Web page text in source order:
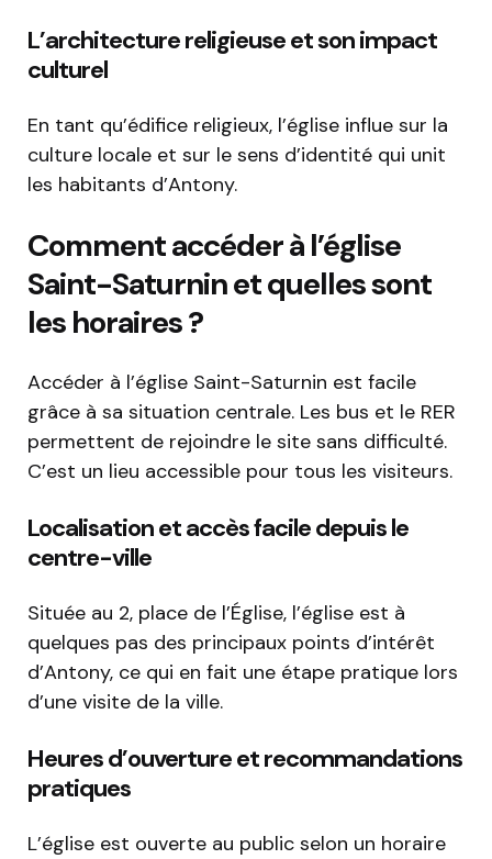
L’architecture religieuse et son impact
culturel
En tant qu’édifice religieux, l’église influe sur la
culture locale et sur le sens d’identité qui unit
les habitants d’Antony.
Comment accéder à l’église
Saint-Saturnin et quelles sont
les horaires ?
Accéder à l’église Saint-Saturnin est facile
grâce à sa situation centrale. Les bus et le RER
permettent de rejoindre le site sans difficulté.
C’est un lieu accessible pour tous les visiteurs.
Localisation et accès facile depuis le
centre-ville
Située au 2, place de l’Église, l’église est à
quelques pas des principaux points d’intérêt
d’Antony, ce qui en fait une étape pratique lors
d’une visite de la ville.
Heures d’ouverture et recommandations
pratiques
L’église est ouverte au public selon un horaire